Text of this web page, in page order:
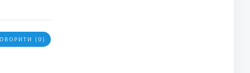
(0)